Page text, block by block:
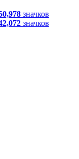
значков
значков